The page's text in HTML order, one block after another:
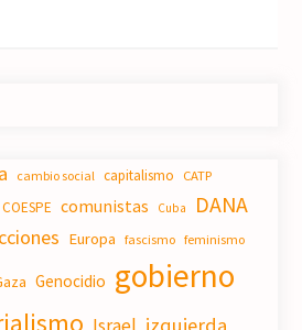
cambio social capitalismo CATP
COESPE comunistas Cuba DANA
Europa fascismo feminismo
Genocidio gobierno